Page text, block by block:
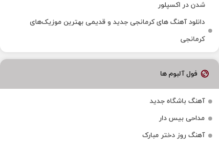
شدن در اکسپلور
دانلود آهنگ‌ های کرمانجی جدید و قدیمی بهترین موزیک‌های
کرمانجی
فول آلبوم ها
آهنگ باشگاه جدید
مداحی بیس دار
آهنگ روز دختر مبارک